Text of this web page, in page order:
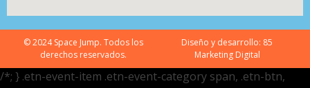
© 2024 Space Jump. Todos los
derechos reservados.
Diseño y desarrollo: 85
Marketing Digital
/*; } .etn-event-item .etn-event-category span, .etn-btn,